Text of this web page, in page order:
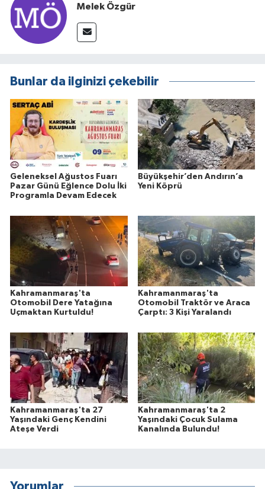
Melek Özgür
Bunlar da ilginizi çekebilir
Geleneksel Ağustos Fuarı
Pazar Günü Eğlence Dolu İki
Programla Devam Edecek
Büyükşehir’den Andırın’a
Yeni Köprü
Kahramanmaraş'ta
Otomobil Dere Yatağına
Uçmaktan Kurtuldu!
Kahramanmaraş'ta
Otomobil Traktör ve Araca
Çarptı: 3 Kişi Yaralandı
Kahramanmaraş'ta 27
Yaşındaki Genç Kendini
Ateşe Verdi
Kahramanmaraş'ta 2
Yaşındaki Çocuk Sulama
Kanalında Bulundu!